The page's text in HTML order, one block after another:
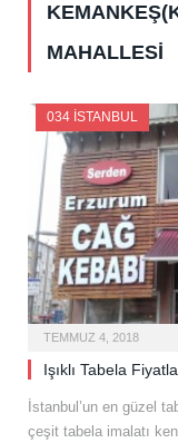
MAHALLESI
034 İSTANBUL
TEMMUZ 4, 2018
Işıklı Tabela
İstanbul’un en güzel
çeşit tabela imalatı